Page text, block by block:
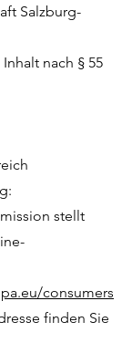
Salzburg-
nach § 55
stellt
consumers
finden Sie